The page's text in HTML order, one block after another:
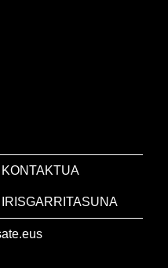
KONTAKTUA
IRISGARRITASUNA